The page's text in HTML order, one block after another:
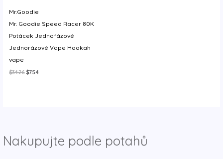
Nakupujte podle potahů
Mr.Goodie
Mr. Goodie Speed Racer 80K
Potácek Jednofázové
Jednorázové Vape Hookah
vape
$34.26 Původní
$7.54Aktuální